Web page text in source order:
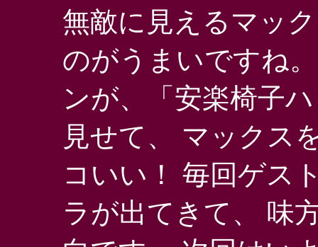
無敵に見えるマッ
のがうまいですね
ンが、「安楽椅子
見せて、 マックス
コいい！ 毎回ゲス
ラが出てきて、 味